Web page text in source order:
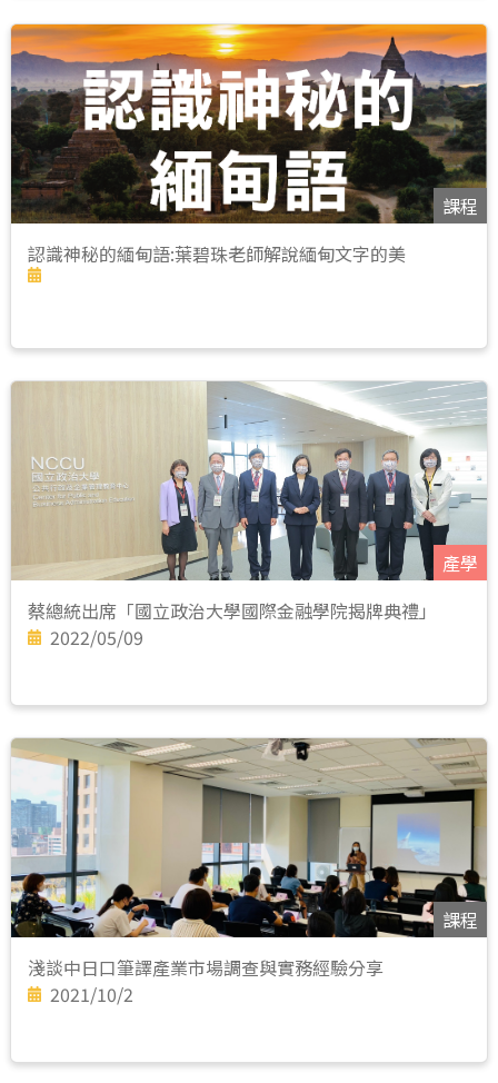
課程
認識神秘的緬甸語:葉碧珠老師解說緬甸文字的美
產學
蔡總統出席「國立政治大學國際金融學院揭牌典禮」
2022/05/09
課程
淺談中日口筆譯產業市場調查與實務經驗分享
2021/10/2